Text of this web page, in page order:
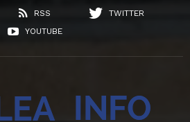
RSS
TWITTER
YOUTUBE